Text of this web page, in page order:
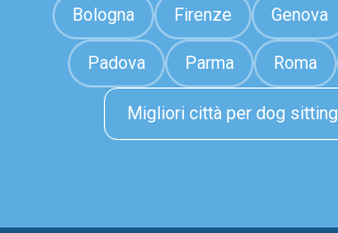
Bologna Firenze Genova
Padova Parma Roma
Migliori città per dog sitting